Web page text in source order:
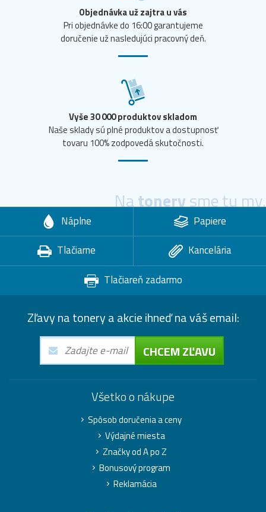
Objednávka už zajtra u vás
Pri objednávke do 16:00 garantujeme
doručenie už nasledujúci pracovný deň.
Vyše 30 000 produktov skladom
Naše sklady sú plné produktov a dostupnosť
tovaru 100% zodpovedá skutočnosti.
Natonerysme tu my.
Náplne
Papiere
Tlačiarne
Kancelária
Tlačiareň zadarmo
Zľavy na tonery a akcie ihneď na váš email:
CHCEM ZĽAVU
Všetko o nákupe
Spôsob doručenia a ceny
Výdajné miesta
Značky od A po Z
Bonusový program
Reklamácia